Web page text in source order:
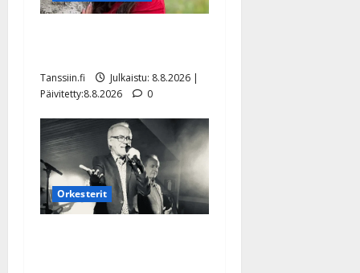
Tanssiin.fi
Julkaistu: 8.8.2026 |
Päivitetty:8.8.2026
0
Orkesterit